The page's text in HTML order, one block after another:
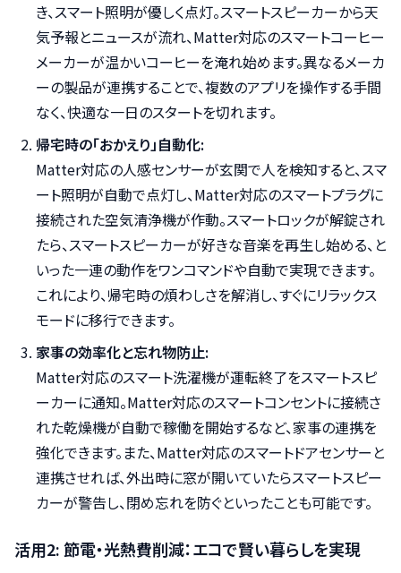
き、スマート照明が優しく点灯。スマートスピーカーから天
気予報とニュースが流れ、Matter対応のスマートコーヒー
メーカーが温かいコーヒーを淹れ始めます。異なるメーカ
ーの製品が連携することで、複数のアプリを操作する手間
なく、快適な一日のスタートを切れます。
帰宅時の「おかえり」自動化:
Matter対応の人感センサーが玄関で人を検知すると、スマ
ート照明が自動で点灯し、Matter対応のスマートプラグに
接続された空気清浄機が作動。スマートロックが解錠され
たら、スマートスピーカーが好きな音楽を再生し始める、と
いった一連の動作をワンコマンドや自動で実現できます。
これにより、帰宅時の煩わしさを解消し、すぐにリラックス
モードに移行できます。
家事の効率化と忘れ物防止:
Matter対応のスマート洗濯機が運転終了をスマートスピ
ーカーに通知。Matter対応のスマートコンセントに接続さ
れた乾燥機が自動で稼働を開始するなど、家事の連携を
強化できます。また、Matter対応のスマートドアセンサーと
連携させれば、外出時に窓が開いていたらスマートスピー
カーが警告し、閉め忘れを防ぐといったことも可能です。
活用2: 節電・光熱費削減：エコで賢い暮らしを実現